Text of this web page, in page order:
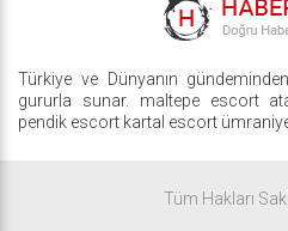
Türkiye ve Dünyanın
gururla sunar. maltepe escort
pendik escort kartal escort
Tüm Hakları